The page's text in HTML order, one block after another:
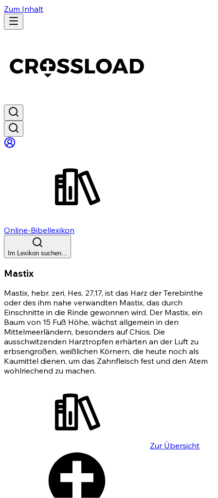
Zum Inhalt
Online-Bibellexikon
Im Lexikon suchen...
Mastix
Mastix, hebr. zeri, Hes. 27,17, ist das Harz der Terebinthe
oder des ihm nahe verwandten Mastix, das durch
Einschnitte in die Rinde gewonnen wird. Der Mastix, ein
Baum von 15 Fuß Höhe, wächst allgemein in den
Mittelmeerländern, besonders auf Chios. Die
ausschwitzenden Harztropfen erhärten an der Luft zu
erbsengroßen, weißlichen Körnern, die heute noch als
Kaumittel dienen, um das Zahnfleisch fest und den Atem
wohlriechend zu machen.
Zur Übersicht